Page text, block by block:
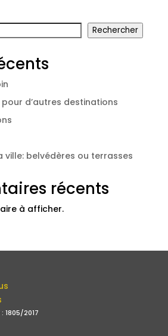
Rechercher
d’autres destinations
ville: belvédères ou terrasses
récents
à afficher.
1805/2017